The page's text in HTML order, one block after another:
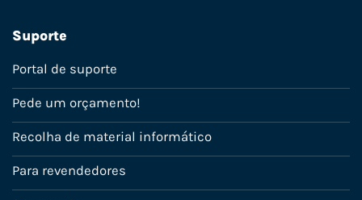
Suporte
Portal de suporte
Pede um orçamento!
Recolha de material informático
Para revendedores